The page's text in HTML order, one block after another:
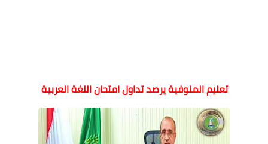
تعليم المنوفية يرصد تداول امتحان اللغة العربية